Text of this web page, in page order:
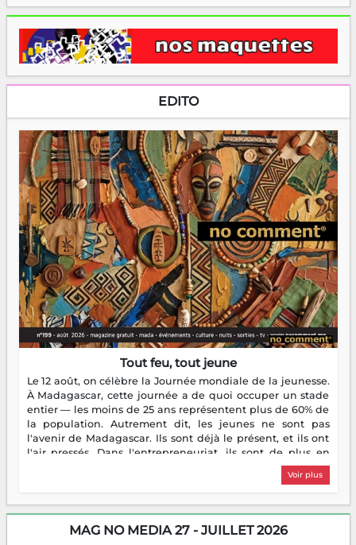
EDITO
Tout feu, tout jeune
Le 12 août, on célèbre la Journée mondiale de la jeunesse.
À Madagascar, cette journée a de quoi occuper un stade
entier — les moins de 25 ans représentent plus de 60% de
la population. Autrement dit, les jeunes ne sont pas
l'avenir de Madagascar. Ils sont déjà le présent, et ils ont
l'air pressés. Dans l'entrepreneuriat, ils sont de plus en
plus nombreux à se lancer, à créer, à risquer — souvent
sans filet, souvent sans aide, mais toujours avec cette
dorment vraiment la nuit. En culture, les nouvelles sont
encore meilleures. Aina Rasamoelina vient de décrocher le
Prix RFI Instrumental Afrique. Miangaly Elia rafle le Prix
Voir plus
MAG NO MEDIA 27 - JUILLET 2026